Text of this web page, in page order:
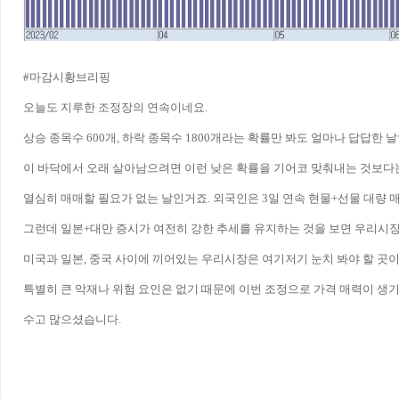
#마감시황브리핑
오늘도 지루한 조정장의 연속이네요.
상승 종목수 600개, 하락 종목수 1800개라는 확률만 봐도 얼마나 답답한
이 바닥에서 오래 살아남으려면 이런 낮은 확률을 기어코 맞춰내는 것보
열심히 매매할 필요가 없는 날인거죠. 외국인은 3일 연속 현물+선물 대량
그런데 일본+대만 증시가 여전히 강한 추세를 유지하는 것을 보면 우리시
미국과 일본, 중국 사이에 끼어있는 우리시장은 여기저기 눈치 봐야 할 곳
특별히 큰 악재나 위험 요인은 없기 때문에 이번 조정으로 가격 매력이 생
수고 많으셨습니다.